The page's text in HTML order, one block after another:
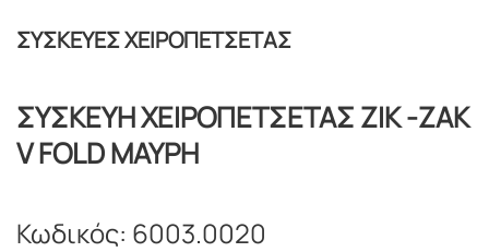
ΣΥΣΚΕΥΕΣ ΧΕΙΡΟΠΕΤΣΕΤΑΣ
ΣΥΣΚΕΥΗ ΧΕΙΡΟΠΕΤΣΕΤΑΣ ΖΙΚ -ΖΑΚ
V FOLD ΜΑΥΡΗ
Κωδικός: 6003.0020